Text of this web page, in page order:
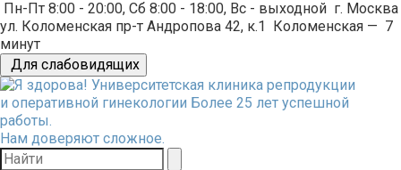
Пн-Пт 8:00 - 20:00, Сб 8:00 - 18:00, Вс - выходной г. Москва
ул. Коломенская пр-т Андропова 42, к.1 Коломенская — 7
минут
Для слабовидящих
Университетская клиника репродукции
и оперативной гинекологии Более 25 лет успешной
работы.
Нам доверяют сложное.